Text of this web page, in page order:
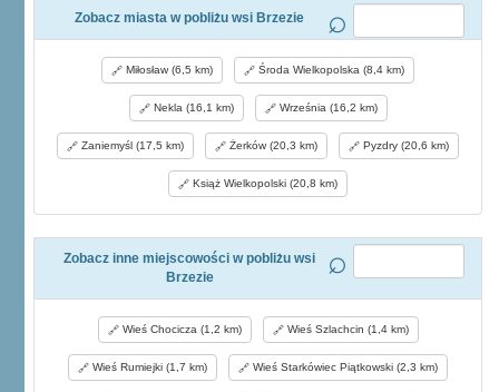
Zobacz miasta w pobliżu wsi Brzezie
Miłosław (6,5 km) Środa Wielkopolska (8,4 km)
Nekla (16,1 km) Września (16,2 km)
Zaniemyśl (17,5 km) Żerków (20,3 km) Pyzdry (20,6 km)
Książ Wielkopolski (20,8 km)
Zobacz inne miejscowości w pobliżu wsi
Brzezie
Wieś Chocicza (1,2 km) Wieś Szlachcin (1,4 km)
Wieś Rumiejki (1,7 km) Wieś Starkówiec Piątkowski (2,3 km)